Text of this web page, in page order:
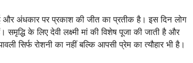
और अंधकार पर प्रकाश की जीत का प्रतीक है। इस दिन लोग
के लिए देवी लक्ष्मी मां की विशेष पूजा की जाती है और
सिर्फ रोशनी का नहीं बल्कि आपसी प्रेम का त्यौहार भी है।